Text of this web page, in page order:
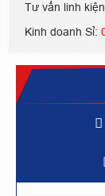
Tư vấn linh
Kinh doanh Sỉ: